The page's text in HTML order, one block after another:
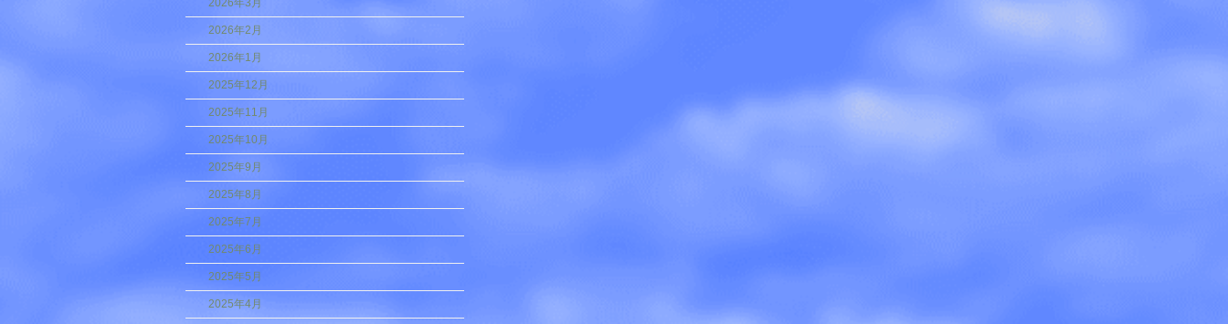
2026年3月
2026年2月
2026年1月
2025年12月
2025年11月
2025年10月
2025年9月
2025年8月
2025年7月
2025年6月
2025年5月
2025年4月